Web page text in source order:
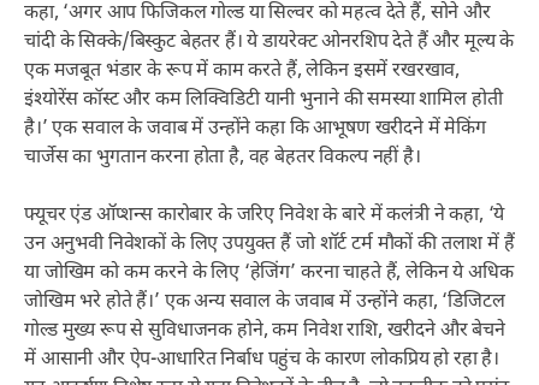
कहा, ‘अगर आप फिजिकल गोल्ड या सिल्वर को महत्व देते हैं, सोने और
चांदी के सिक्के/बिस्कुट बेहतर हैं। ये डायरेक्ट ओनरशिप देते हैं और मूल्य के
एक मजबूत भंडार के रूप में काम करते हैं, लेकिन इसमें रखरखाव,
इंश्योरेंस कॉस्ट और कम लिक्विडिटी यानी भुनाने की समस्या शामिल होती
है।’ एक सवाल के जवाब में उन्होंने कहा कि आभूषण खरीदने में मेकिंग
चार्जेस का भुगतान करना होता है, वह बेहतर विकल्प नहीं है।
फ्यूचर एंड ऑप्शन्स कारोबार के जरिए निवेश के बारे में कलंत्री ने कहा, ‘ये
उन अनुभवी निवेशकों के लिए उपयुक्त हैं जो शॉर्ट टर्म मौकों की तलाश में हैं
या जोखिम को कम करने के लिए ‘हेजिंग’ करना चाहते हैं, लेकिन ये अधिक
जोखिम भरे होते हैं।’ एक अन्य सवाल के जवाब में उन्होंने कहा, ‘डिजिटल
गोल्ड मुख्य रूप से सुविधाजनक होने, कम निवेश राशि, खरीदने और बेचने
में आसानी और ऐप-आधारित निर्बाध पहुंच के कारण लोकप्रिय हो रहा है।